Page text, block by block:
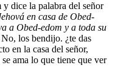
dice la palabra del señor
en casa de Obed-
a Obed-edom y a toda su
los bendijo. ¿te das
en la casa del señor,
ama lo que tiene que ver